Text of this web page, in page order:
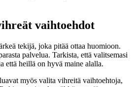
vaihtoehdot
tekijä, joka pitää ottaa huomioon.
palvelua. Tarkista, että valitsemasi
että heillä on hyvä maine alalla.
myös valita vihreitä vaihtoehtoja,